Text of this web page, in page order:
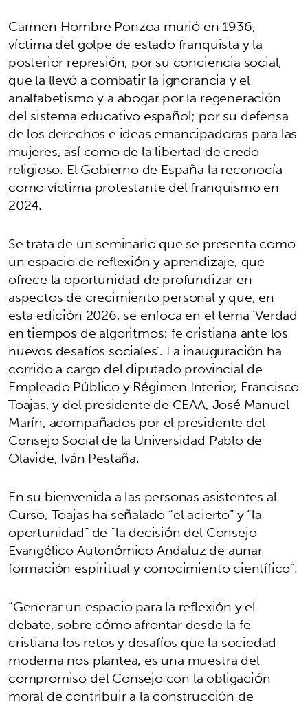
Carmen Hombre Ponzoa murió en 1936,
víctima del golpe de estado franquista y la
posterior represión, por su conciencia social,
que la llevó a combatir la ignorancia y el
analfabetismo y a abogar por la regeneración
del sistema educativo español; por su defensa
de los derechos e ideas emancipadoras para las
mujeres, así como de la libertad de credo
religioso. El Gobierno de España la reconocía
como víctima protestante del franquismo en
2024.
Se trata de un seminario que se presenta como
un espacio de reflexión y aprendizaje, que
ofrece la oportunidad de profundizar en
aspectos de crecimiento personal y que, en
esta edición 2026, se enfoca en el tema ‘Verdad
en tiempos de algoritmos: fe cristiana ante los
nuevos desafíos sociales’. La inauguración ha
corrido a cargo del diputado provincial de
Empleado Público y Régimen Interior, Francisco
Toajas, y del presidente de CEAA, José Manuel
Marín, acompañados por el presidente del
Consejo Social de la Universidad Pablo de
Olavide, Iván Pestaña.
En su bienvenida a las personas asistentes al
Curso, Toajas ha señalado “el acierto” y “la
oportunidad” de “la decisión del Consejo
Evangélico Autonómico Andaluz de aunar
formación espiritual y conocimiento científico”.
“Generar un espacio para la reflexión y el
debate, sobre cómo afrontar desde la fe
cristiana los retos y desafíos que la sociedad
moderna nos plantea, es una muestra del
compromiso del Consejo con la obligación
moral de contribuir a la construcción de